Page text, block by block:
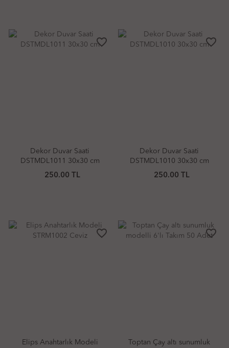
favorite_border
Dekor Duvar Saati
DSTMDL1011 30x30 cm
250.00 TL
favorite_border
Dekor Duvar Saati
DSTMDL1010 30x30 cm
250.00 TL
favorite_border
Elips Anahtarlık Modeli
favorite_border
Toptan Çay altı sunumluk